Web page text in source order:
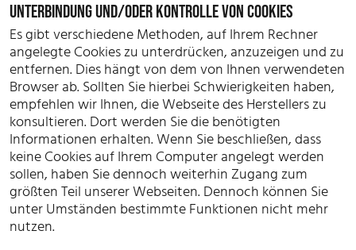
UNTERBINDUNG UND/ODER KONTROLLE VON COOKIES
Es gibt verschiedene Methoden, auf Ihrem Rechner
angelegte Cookies zu unterdrücken, anzuzeigen und zu
entfernen. Dies hängt von dem von Ihnen verwendeten
Browser ab. Sollten Sie hierbei Schwierigkeiten haben,
empfehlen wir Ihnen, die Webseite des Herstellers zu
konsultieren. Dort werden Sie die benötigten
Informationen erhalten. Wenn Sie beschließen, dass
keine Cookies auf Ihrem Computer angelegt werden
sollen, haben Sie dennoch weiterhin Zugang zum
größten Teil unserer Webseiten. Dennoch können Sie
unter Umständen bestimmte Funktionen nicht mehr
nutzen.